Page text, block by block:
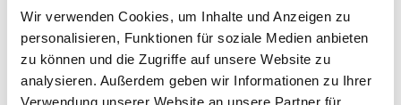
Wir verwenden Cookies, um Inhalte und Anzeigen zu
personalisieren, Funktionen für soziale Medien anbieten
zu können und die Zugriffe auf unsere Website zu
analysieren. Außerdem geben wir Informationen zu Ihrer
Verwendung unserer Website an unsere Partner für